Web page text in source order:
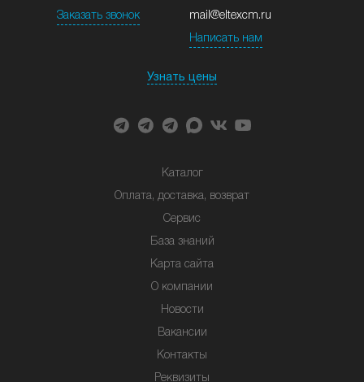
Заказать звонок mail@eltexcm.ru
Написать нам
Узнать цены
Каталог
Оплата, доставка, возврат
Сервис
База знаний
Карта сайта
О компании
Новости
Вакансии
Контакты
Реквизиты